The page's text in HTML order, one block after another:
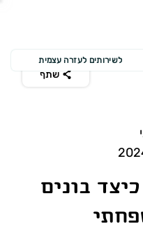
בונים
שתף
לשירותים לעזרה עצמית